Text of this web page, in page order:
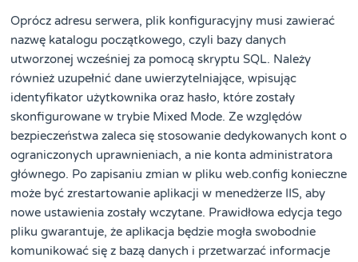
Oprócz adresu serwera, plik konfiguracyjny musi zawierać
nazwę katalogu początkowego, czyli bazy danych
utworzonej wcześniej za pomocą skryptu SQL. Należy
również uzupełnić dane uwierzytelniające, wpisując
identyfikator użytkownika oraz hasło, które zostały
skonfigurowane w trybie Mixed Mode. Ze względów
bezpieczeństwa zaleca się stosowanie dedykowanych kont o
ograniczonych uprawnieniach, a nie konta administratora
głównego. Po zapisaniu zmian w pliku web.config konieczne
może być zrestartowanie aplikacji w menedżerze IIS, aby
nowe ustawienia zostały wczytane. Prawidłowa edycja tego
pliku gwarantuje, że aplikacja będzie mogła swobodnie
komunikować się z bazą danych i przetwarzać informacje